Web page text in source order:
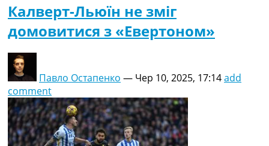
Калверт-Льюїн не зміг
домовитися з «Евертоном»
Павло Остапенко — Чер 10, 2025, 17:14add
comment